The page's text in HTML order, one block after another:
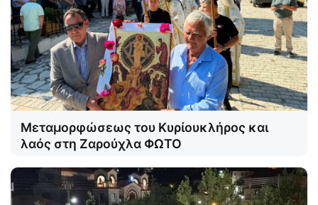
Μεταμορφώσεως του Κυρίουκλήρος και
λαός στη Ζαρούχλα ΦΩΤΟ